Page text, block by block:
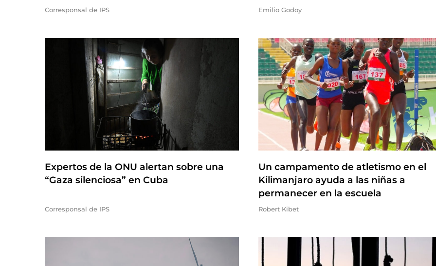
Corresponsal de IPS Emilio Godoy
Expertos de la ONU alertan sobre una
“Gaza silenciosa” en Cuba
Corresponsal de IPS
Un campamento de atletismo en el
Kilimanjaro ayuda a las niñas a
permanecer en la escuela
Robert Kibet